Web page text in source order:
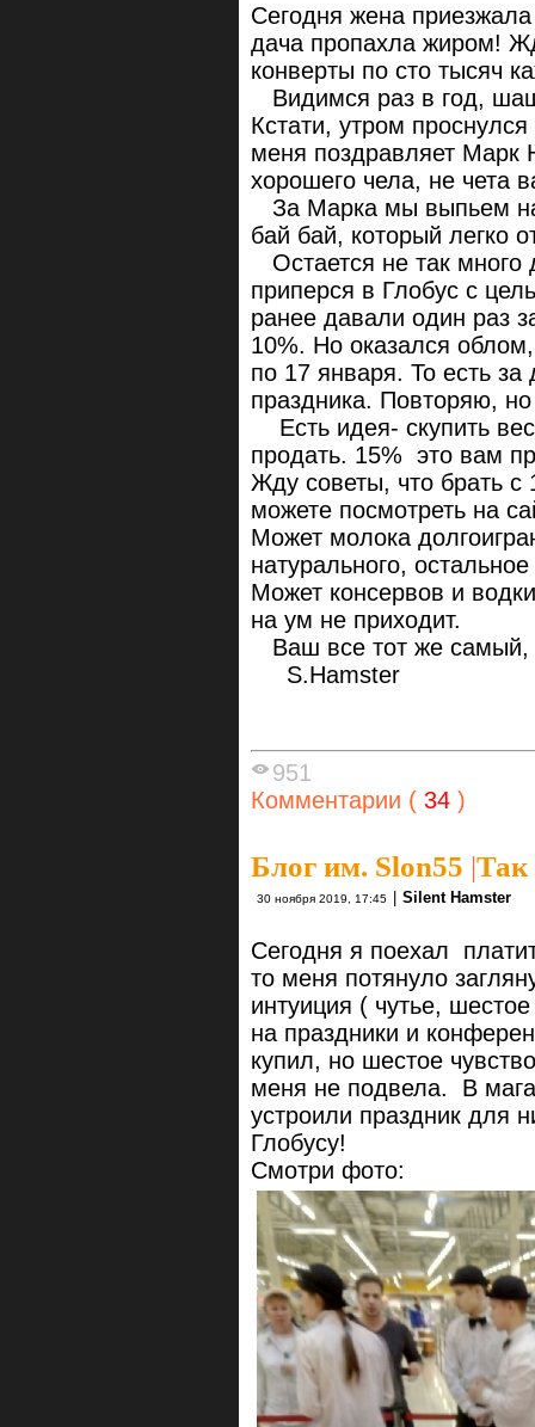
Сегодня жена
дача пропахла жиром!
конверты по сто тысяч
Видимся раз в год,
Кстати, утром
меня поздравляет Марк
хорошего чела, не чета
За Марка мы выпьем
бай бай, который легко
Остается не так много
приперся в Глобус с
ранее давали один раз
10%. Но оказался
по 17 января. То есть
праздника. Повторяю,
Есть идея- скупить
продать. 15% это вам
Жду советы, что брать с
можете посмотреть на
Может молока
натурального,
Может консервов и
на ум не приходит.
Ваш все тот же самый,
S.Hamster
951
Комментарии ( 34 )
Блог им. Slon55 |Так
30 ноября 2019, 17:45 Silent Hamster
Сегодня я поехал
то меня потянуло
интуиция ( чутье,
на праздники и
купил, но шестое
меня не подвела. В
устроили праздник для
Глобусу!
Смотри фото: